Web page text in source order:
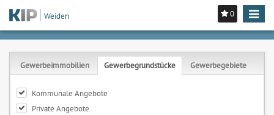
0
Toggle
Weiden
Gewerbeimmobilien Gewerbegrundstücke Gewerbegebiete
Kommunale Angebote
Private Angebote